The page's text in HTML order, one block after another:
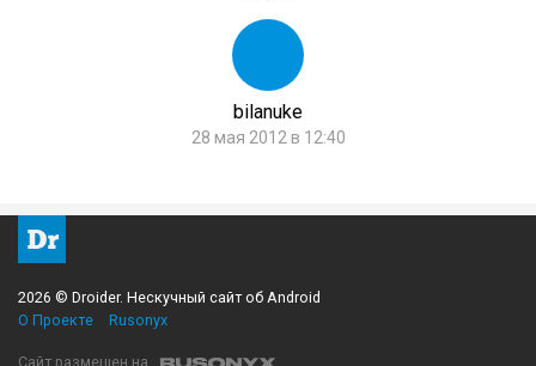
bilanuke
28 мая 2012 в 12:40
2026 © Droider. Нескучный сайт об Android
О Проекте
Rusonyx
Сайт размещен на